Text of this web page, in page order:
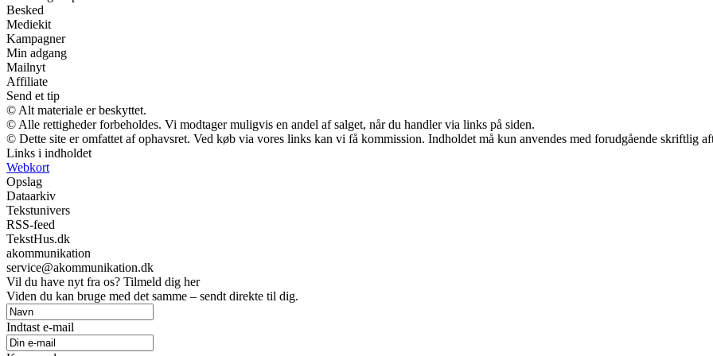
Besked
Mediekit
Kampagner
Min adgang
Mailnyt
Affiliate
Send et tip
© Alt materiale er beskyttet.
© Alle rettigheder forbeholdes. Vi modtager muligvis en andel af salget, når du handler via links på siden.
© Dette site er omfattet af ophavsret. Ved køb via vores links kan vi få kommission. Indholdet må kun anvendes med forudgående skriftlig
Links i indholdet
Webkort
Opslag
Dataarkiv
Tekstunivers
RSS-feed
TekstHus.dk
akommunikation
service@akommunikation.dk
Vil du have nyt fra os? Tilmeld dig her
Viden du kan bruge med det samme – sendt direkte til dig.
Indtast e-mail